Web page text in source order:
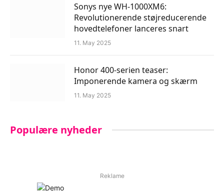
Sonys nye WH-1000XM6:
Revolutionerende støjreducerende
hovedtelefoner lanceres snart
11. May 2025
Honor 400-serien teaser:
Imponerende kamera og skærm
11. May 2025
Populære nyheder
Reklame